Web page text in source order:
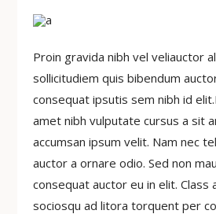
Proin gravida nibh vel veliauctor
sollicitudiem quis bibendum
consequat ipsutis sem nibh id
amet nibh vulputate cursus a sit
accumsan ipsum velit. Nam nec
auctor a ornare odio. Sed non
consequat auctor eu in elit. Class
sociosqu ad litora torquent per